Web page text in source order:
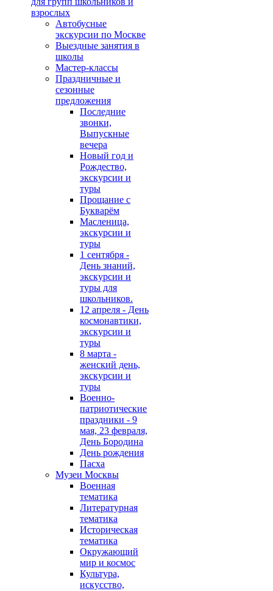
взрослых
Автобусные
экскурсии по Москве
Выездные занятия в
школы
Мастер-классы
Праздничные и
сезонные
предложения
Последние
звонки,
Выпускные
вечера
Новый год и
Рождество,
экскурсии и
туры
Прощание с
Букварём
Масленица,
экскурсии и
туры
1 сентября -
День знаний,
экскурсии и
туры для
школьников.
12 апреля - День
космонавтики,
экскурсии и
туры
8 марта -
женский день,
экскурсии и
туры
Военно-
патриотические
праздники - 9
мая, 23 февраля,
День Бородина
День рождения
Пасха
Музеи Москвы
Военная
тематика
Литературная
тематика
Историческая
тематика
Окружающий
мир и космос
Культура,
искусство,